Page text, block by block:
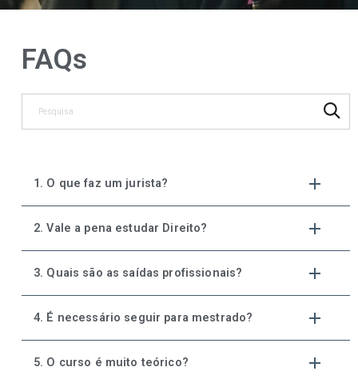
FAQs
1. O que faz um jurista?
2. Vale a pena estudar Direito?
3. Quais são as saídas profissionais?
4. É necessário seguir para mestrado?
5. O curso é muito teórico?